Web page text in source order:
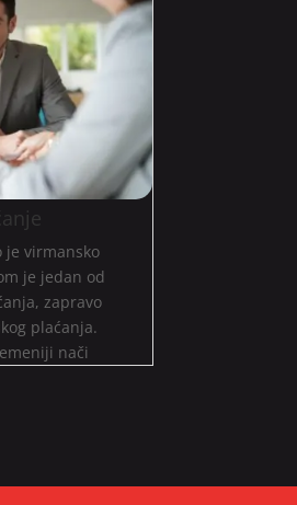
je virmansko
je jedan od
zapravo
plaćanja.
nači